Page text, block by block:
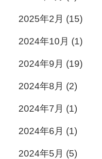
2025年2月 (15)
2024年10月 (1)
2024年9月 (19)
2024年8月 (2)
2024年7月 (1)
2024年6月 (1)
2024年5月 (5)